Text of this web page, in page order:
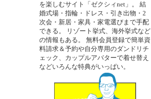
を楽しむサイト「ゼクシィnet」。 結
婚式場・指輪・ドレス・引き出物・2
次会・新居・家具・家電選びまで手配
できる。 リゾート挙式、海外挙式など
の情報もある。 無料会員登録で簡単資
料請求＆予約や自分専用のダンドリチ
ェック、カップルアバターで着せ替え
などいろんな特典がいっぱい。